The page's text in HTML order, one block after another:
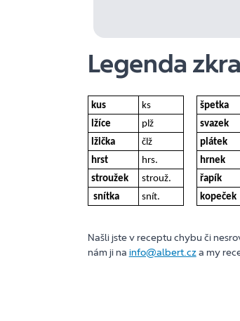
Legenda
kus ks špetka
lžíce
plž svazek
lžička
člž plátek
hrst
hrs. hrnek
stroužek
strouž. řapík
snítka
snít. kopeček
Našli jste v receptu chybu či
nám ji na info@albert.cza my